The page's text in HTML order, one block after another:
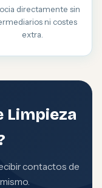
directamente sin
ni costes
extra.
Limpieza
contactos de